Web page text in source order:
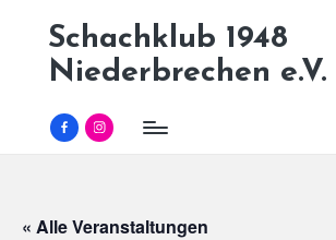
Schachklub 1948
Niederbrechen e.V.
Facebook
Instagram
« Alle Veranstaltungen